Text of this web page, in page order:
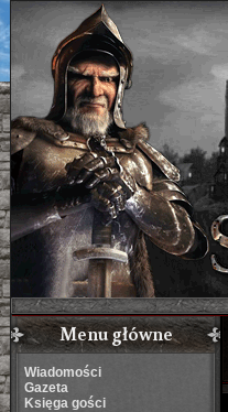
Menu główne
Wiadomości
Gazeta
Księga gości